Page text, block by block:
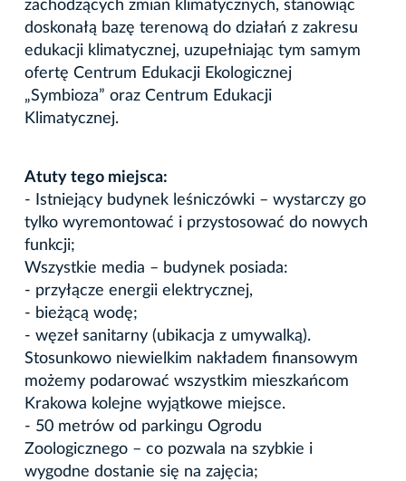
zachodzących zmian klimatycznych, stanowiąc
doskonałą bazę terenową do działań z zakresu
edukacji klimatycznej, uzupełniając tym samym
ofertę Centrum Edukacji Ekologicznej
„Symbioza” oraz Centrum Edukacji
Klimatycznej.
Atuty tego miejsca:
- Istniejący budynek leśniczówki – wystarczy go
tylko wyremontować i przystosować do nowych
funkcji;
Wszystkie media – budynek posiada:
- przyłącze energii elektrycznej,
- bieżącą wodę;
- węzeł sanitarny (ubikacja z umywalką).
Stosunkowo niewielkim nakładem finansowym
możemy podarować wszystkim mieszkańcom
Krakowa kolejne wyjątkowe miejsce.
- 50 metrów od parkingu Ogrodu
Zoologicznego – co pozwala na szybkie i
wygodne dostanie się na zajęcia;